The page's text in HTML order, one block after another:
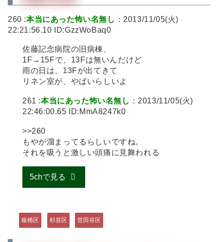
260 :本当にあった怖い名無し ：2013/11/05(火)
22:21:56.10 ID:GzzWoBaq0
佐藤記念病院の旧病棟、
1F→15Fで、13Fは無いんだけど
雨の日は、13Fが出てきて
リネン室が、やばいらしいよ
261 :本当にあった怖い名無し ：2013/11/05(火)
22:46:00.65 ID:MmA8247k0
>>260
もやが溜まってるらしいですね。
それを吸うと激しい頭痛に見舞われる
5chで見る
板橋区 杉並区 世田谷区